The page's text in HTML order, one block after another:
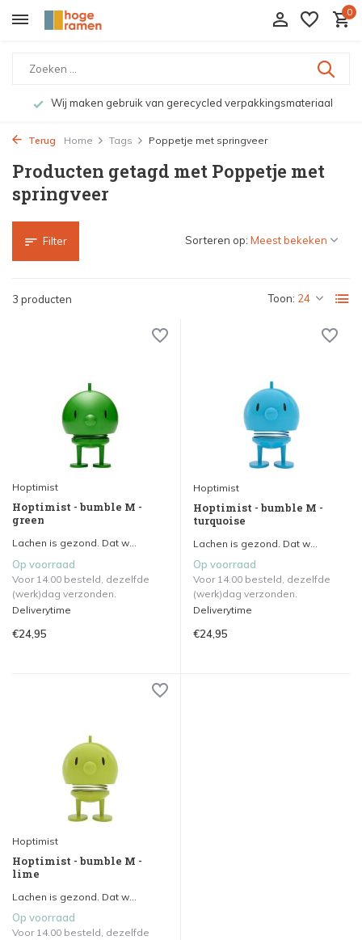
0
Wij maken gebruik van gerecycled verpakkingsmateriaal
Terug Home Tags Poppetje met springveer
Producten getagd met Poppetje met
springveer
Filter
3 producten Toon:
Sorteren op:
Hoptimist
Hoptimist - bumble M -
green
Lachen is gezond. Dat w...
Op voorraad
Voor 14.00 besteld, dezelfde
(werk)dag verzonden.
Deliverytime
€24,95
Hoptimist
Hoptimist - bumble M -
turquoise
Lachen is gezond. Dat w...
Op voorraad
Voor 14.00 besteld, dezelfde
(werk)dag verzonden.
Deliverytime
€24,95
Hoptimist
Hoptimist - bumble M -
lime
Lachen is gezond. Dat w...
Op voorraad
Voor 14.00 besteld, dezelfde